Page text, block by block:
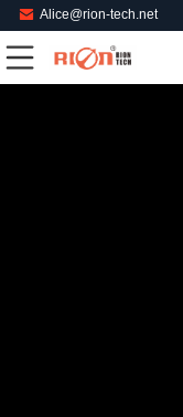
Alice@rion-tech.net